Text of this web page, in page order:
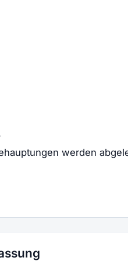
werden